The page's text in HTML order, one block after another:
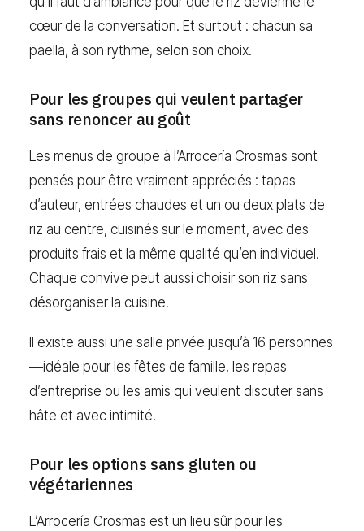
cœur de la conversation. Et surtout : chacun sa
paella, à son rythme, selon son choix.
Pour les groupes qui veulent partager
sans renoncer au goût
Les menus de groupe à l’Arrocería Crosmas sont
pensés pour être vraiment appréciés : tapas
d’auteur, entrées chaudes et un ou deux plats de
riz au centre, cuisinés sur le moment, avec des
produits frais et la même qualité qu’en individuel.
Chaque convive peut aussi choisir son riz sans
désorganiser la cuisine.
Il existe aussi une salle privée jusqu’à 16 personnes
—idéale pour les fêtes de famille, les repas
d’entreprise ou les amis qui veulent discuter sans
hâte et avec intimité.
Pour les options sans gluten ou
végétariennes
L’Arrocería Crosmas est un lieu sûr pour les